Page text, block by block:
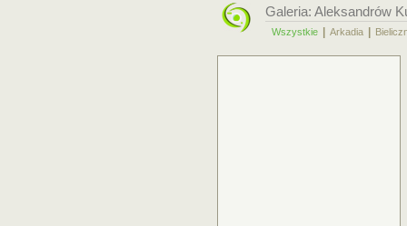
Galeria: Aleksandrów
Wszystkie Arkadia